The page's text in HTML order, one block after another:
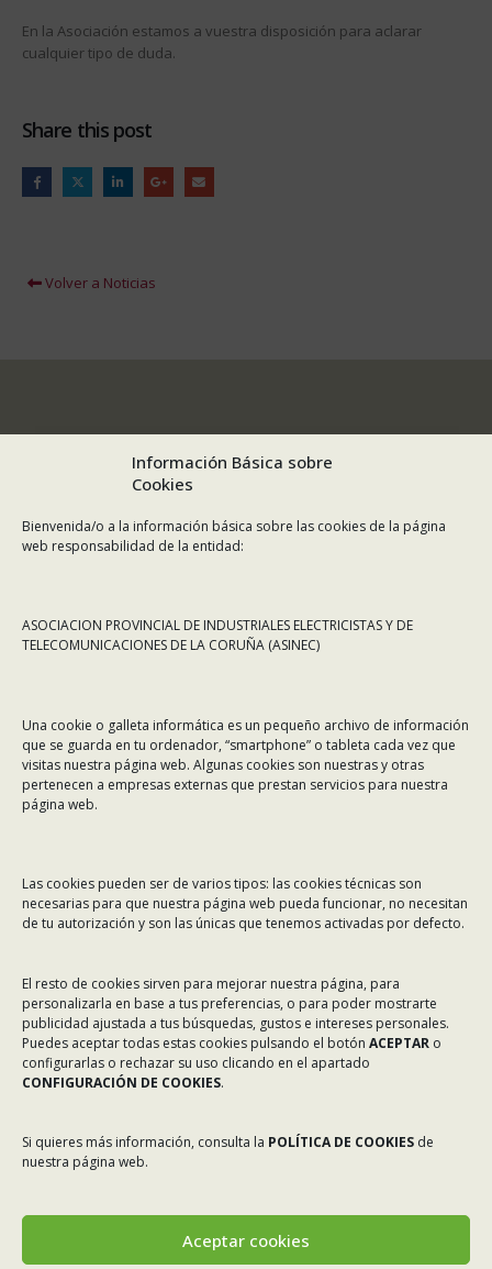
Información Básica sobre
Cookies
Bienvenida/o a la información básica sobre las cookies de la página
web responsabilidad de la entidad:
ASOCIACION PROVINCIAL DE INDUSTRIALES ELECTRICISTAS Y DE
TELECOMUNICACIONES DE LA CORUÑA (ASINEC)
Una cookie o galleta informática es un pequeño archivo de información
que se guarda en tu ordenador, “smartphone” o tableta cada vez que
visitas nuestra página web. Algunas cookies son nuestras y otras
pertenecen a empresas externas que prestan servicios para nuestra
página web.
Las cookies pueden ser de varios tipos: las cookies técnicas son
necesarias para que nuestra página web pueda funcionar, no necesitan
de tu autorización y son las únicas que tenemos activadas por defecto.
El resto de cookies sirven para mejorar nuestra página, para
personalizarla en base a tus preferencias, o para poder mostrarte
publicidad ajustada a tus búsquedas, gustos e intereses personales.
Puedes aceptar todas estas cookies pulsando el botón ACEPTAR o
configurarlas o rechazar su uso clicando en el apartado
CONFIGURACIÓN DE COOKIES.
Si quieres más información, consulta la POLÍTICA DE COOKIES de
nuestra página web.
Aceptar cookies
En la Asociación estamos a vuestra disposición para aclarar
cualquier tipo de duda.
Share this post
Volver a Noticias
Dirección: Rafael Alberti 7, 1º C-D. 15008 A Coruña
Teléfono: 981 299 710
Email: asinec@asinec.org
Noticias
Servicios
Asociados
Tablón de Anuncios
Incidencias en Expediente U.F.D.
Contacto